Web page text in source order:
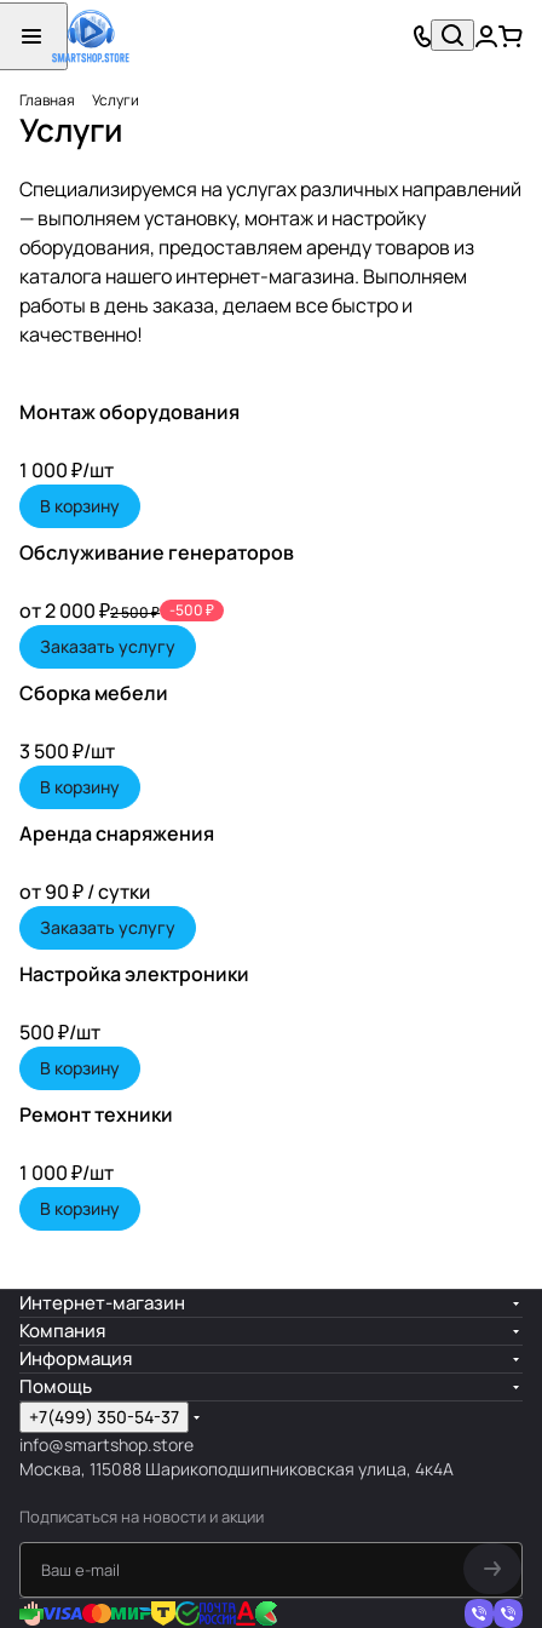
Главная Услуги
Услуги
Специализируемся на услугах различных направлений
— выполняем установку, монтаж и настройку
оборудования, предоставляем аренду товаров из
каталога нашего интернет-магазина. Выполняем
работы в день заказа, делаем все быстро и
качественно!
Монтаж оборудования
1 000 ₽/шт
В корзину
Обслуживание генераторов
от 2 000 ₽2 500 ₽ -500 ₽
Заказать услугу
Сборка мебели
3 500 ₽/шт
В корзину
Аренда снаряжения
от 90 ₽ / сутки
Заказать услугу
Настройка электроники
500 ₽/шт
В корзину
Ремонт техники
1 000 ₽/шт
В корзину
Интернет-магазин
Компания
Информация
Помощь
+7(499) 350-54-37
info@smartshop.store
Москва, 115088 Шарикоподшипниковская улица, 4к4А
Подписаться на новости и акции